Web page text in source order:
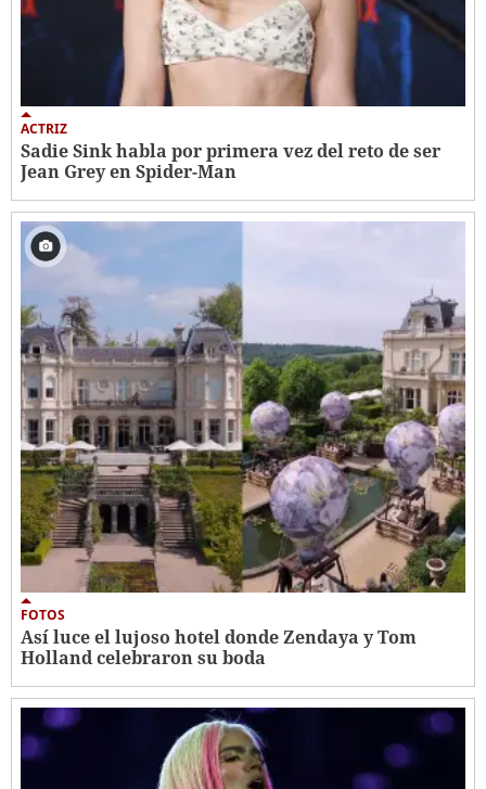
ACTRIZ
Sadie Sink habla por primera vez del reto de ser
Jean Grey en Spider-Man
FOTOS
Así luce el lujoso hotel donde Zendaya y Tom
Holland celebraron su boda